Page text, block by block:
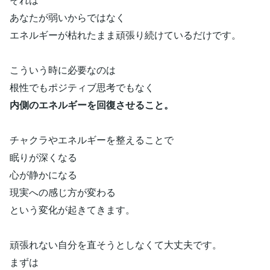
あなたが弱いからではなく
エネルギーが枯れたまま頑張り続けているだけです。
こういう時に必要なのは
根性でもポジティブ思考でもなく
内側のエネルギーを回復させること。
チャクラやエネルギーを整えることで
眠りが深くなる
心が静かになる
現実への感じ方が変わる
という変化が起きてきます。
頑張れない自分を直そうとしなくて大丈夫です。
まずは